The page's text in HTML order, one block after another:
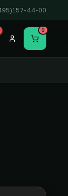
44-00
Перейти
0